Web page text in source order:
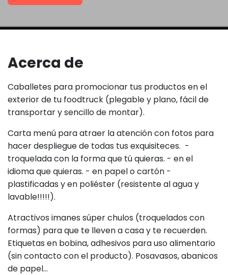
Acerca de
Caballetes para promocionar tus productos en el
exterior de tu foodtruck (plegable y plano, fácil de
transportar y sencillo de montar).
Carta menú para atraer la atención con fotos para
hacer despliegue de todas tus exquisiteces. -
troquelada con la forma que tú quieras. - en el
idioma que quieras. - en papel o cartón -
plastificadas y en poliéster (resistente al agua y
lavable!!!!!).
Atractivos imanes súper chulos (troquelados con
formas) para que te lleven a casa y te recuerden.
Etiquetas en bobina, adhesivos para uso alimentario
(sin contacto con el producto). Posavasos, abanicos
de papel...